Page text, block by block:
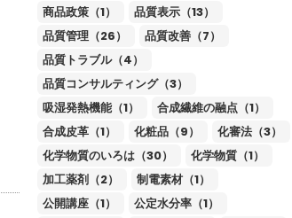
商品政策（1）
品質表示（13）
品質管理（26）
品質改善（7）
品質トラブル（4）
品質コンサルティング（3）
吸湿発熱機能（1）
合成繊維の融点（1）
合成皮革（1）
化粧品（9）
化審法（3）
化学物質のいろは（30）
化学物質（1）
加工薬剤（2）
制電素材（1）
公開講座（1）
公定水分率（1）